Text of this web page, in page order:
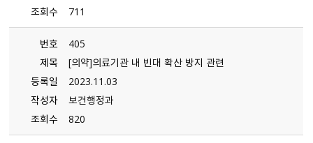
조회수
711
번호
405
제목
[의약]의료기관 내 빈대 확산 방지 관련
등록일
2023.11.03
작성자
보건행정과
조회수
820